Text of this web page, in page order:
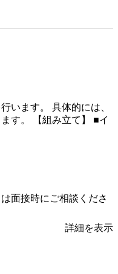
います。 具体的には、
す。 【組み立て】 ■イ
面接時にご相談くださ
詳細を表示